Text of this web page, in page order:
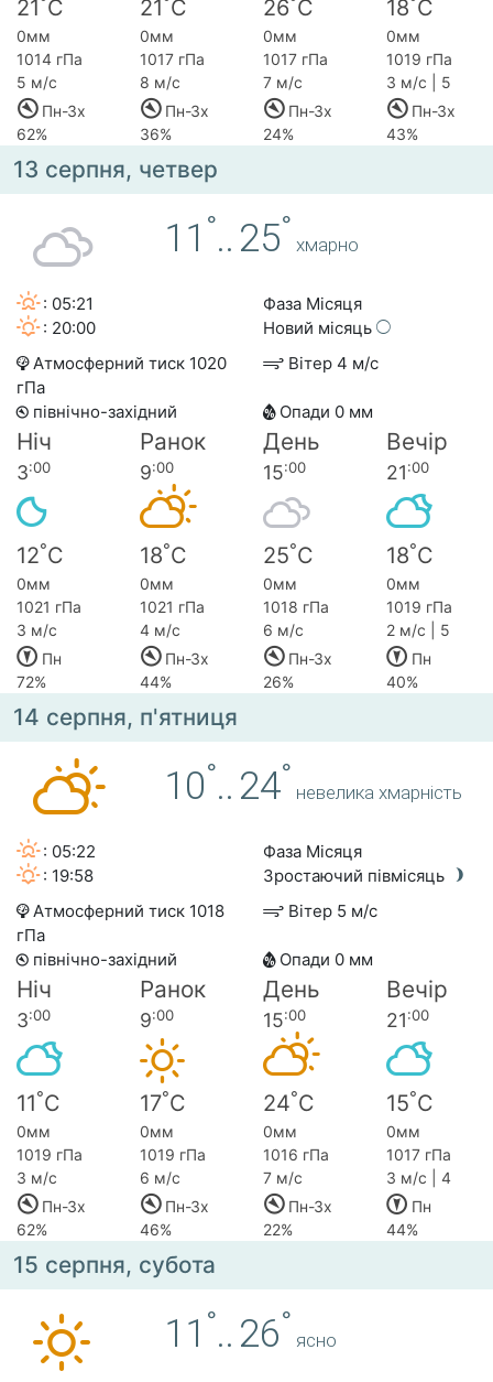
21 C 21 C 26 C 18 C
0мм 0мм 0мм
0мм
1014 гПа
1017 гПа 1017 гПа
1019 гПа
5 м/с
8 м/с 7 м/с
3 м/с | 5
Пн-Зх
Пн-Зх Пн-Зх
Пн-Зх
62%
36% 24% 43%
13 серпня, четвер
11 °.. 25°
хмарно
: 05:21
: 20:00
Фаза Місяця
Новий місяць
Атмосферний тиск 1020
гПа
Вітер 4 м/с
північно-західний Опади 0 мм
Ніч Ранок День Вечір
3:00 9:00 15:00 21:00
12°C 18°C 25°C 18°C
0мм 0мм 0мм
0мм
1021 гПа
1021 гПа 1018 гПа
1019 гПа
3 м/с
4 м/с 6 м/с
2 м/с | 5
Пн
Пн-Зх Пн-Зх
Пн
72%
44% 26% 40%
14 серпня, п'ятниця
10°.. 24°
невелика хмарність
: 05:22
: 19:58
Фаза Місяця
Зростаючий півмісяць
Атмосферний тиск 1018
гПа
Вітер 5 м/с
північно-західний Опади 0 мм
Ніч Ранок День Вечір
3:00 9:00 15:00 21:00
11°C 17°C 24°C 15°C
0мм 0мм 0мм
0мм
1019 гПа
1019 гПа 1016 гПа
1017 гПа
3 м/с
6 м/с 7 м/с
3 м/с | 4
Пн-Зх
Пн-Зх Пн-Зх
Пн
62%
46% 22% 44%
15 серпня, субота
11 °.. 26°
ясно